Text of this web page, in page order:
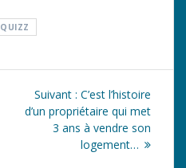
QUIZZ
Suivant : Article
suivant
C’est l’histoire
d’un propriétaire qui met
3 ans à vendre son
logement…